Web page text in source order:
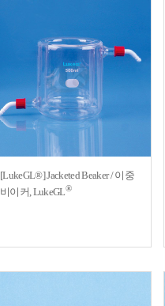
[LukeGL®] Jacketed Beaker / 이중
비이커, LukeGL®